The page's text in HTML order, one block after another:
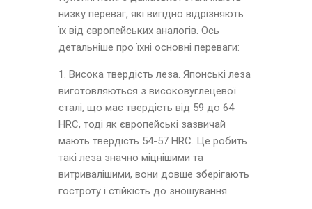
низку переваг, які вигідно відрізняють
їх від європейських аналогів. Ось
детальніше про їхні основні переваги:
1. Висока твердість леза. Японські леза
виготовляються з високовуглецевої
сталі, що має твердість від 59 до 64
HRC, тоді як європейські зазвичай
мають твердість 54-57 HRC. Це робить
такі леза значно міцнішими та
витривалішими, вони довше зберігають
гостроту і стійкість до зношування.